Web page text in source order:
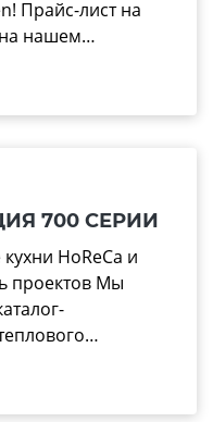
Прайс-лист на
нашем
в
у
700 СЕРИИ
HoReCa и
проектов Мы
материал
тратить